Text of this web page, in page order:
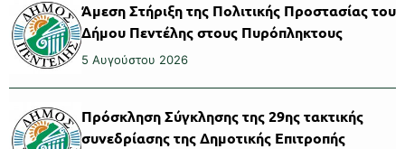
Άμεση Στήριξη της Πολιτικής Προστασίας του
Δήμου Πεντέλης στους Πυρόπληκτους
5 Αυγούστου 2026
Πρόσκληση Σύγκλησης της 29ης τακτικής
συνεδρίασης της Δημοτικής Επιτροπής